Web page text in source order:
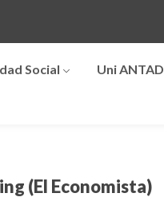
Social Uni ANTAD
(El Economista)